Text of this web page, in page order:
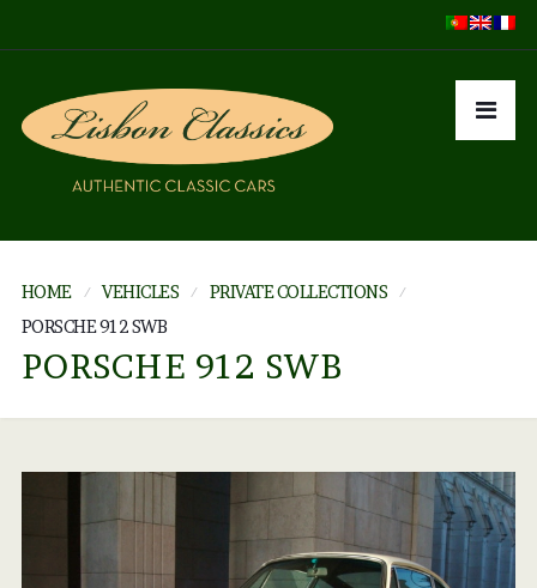
HOME VEHICLES
PRIVATE COLLECTIONS
PORSCHE 912 SWB
PORSCHE 912 SWB